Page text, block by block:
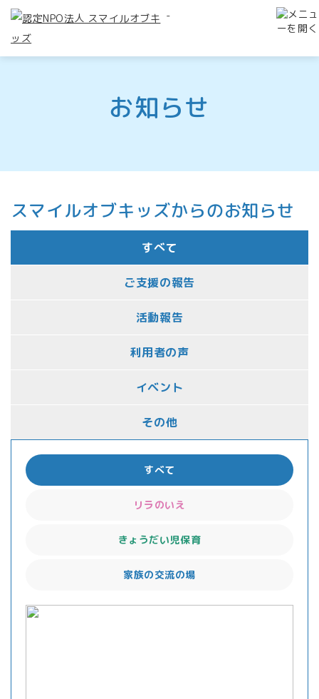
-
お知らせ
スマイルオブキッズからのお知らせ
すべて
ご支援の報告
活動報告
利用者の声
イベント
その他
すべて
リラのいえ
きょうだい児保育
家族の交流の場